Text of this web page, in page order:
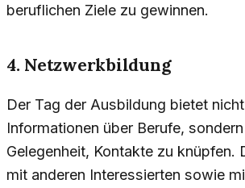
beruflichen Ziele zu gewinnen.
4. Netzwerkbildung
Der Tag der Ausbildung bietet
Informationen über Berufe,
Gelegenheit, Kontakte zu knüpfen.
mit anderen Interessierten sowie